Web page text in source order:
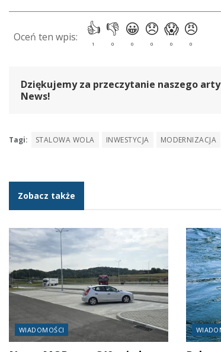
Dziękujemy za przeczytanie naszego
News!
Tagi: STALOWA WOLA INWESTYCJA MODERNIZACJA
Zobacz także
WIADOMOŚCI